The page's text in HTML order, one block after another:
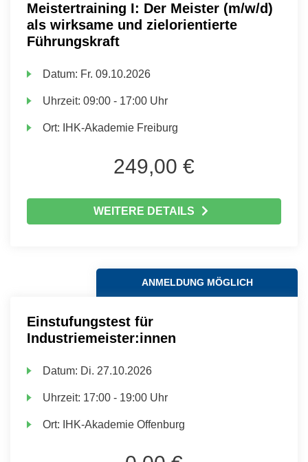
Meistertraining I: Der Meister (m/w/d)
als wirksame und zielorientierte
Führungskraft
Datum: Fr. 09.10.2026
Uhrzeit:09:00 - 17:00 Uhr
Ort: IHK-Akademie Freiburg
249,00 €
WEITERE DETAILS
ANMELDUNG MÖGLICH
Einstufungstest für
Industriemeister:innen
Datum: Di. 27.10.2026
Uhrzeit: 17:00 - 19:00 Uhr
Ort: IHK-Akademie Offenburg